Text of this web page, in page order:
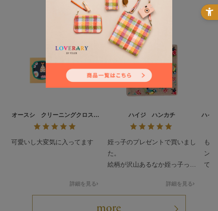
オースシ クリーニングクロス
L/CCOHS-193021
詳細を見る
可愛いし大変気に入ってます
ハイジ ハンカチ
詳細を見る
姪っ子のプレゼントで買いまし
た。
絵柄が沢山あるなか姪っ子っぽ
ャだったみたいで喜んで貰いま
ハイ
も
ン
で